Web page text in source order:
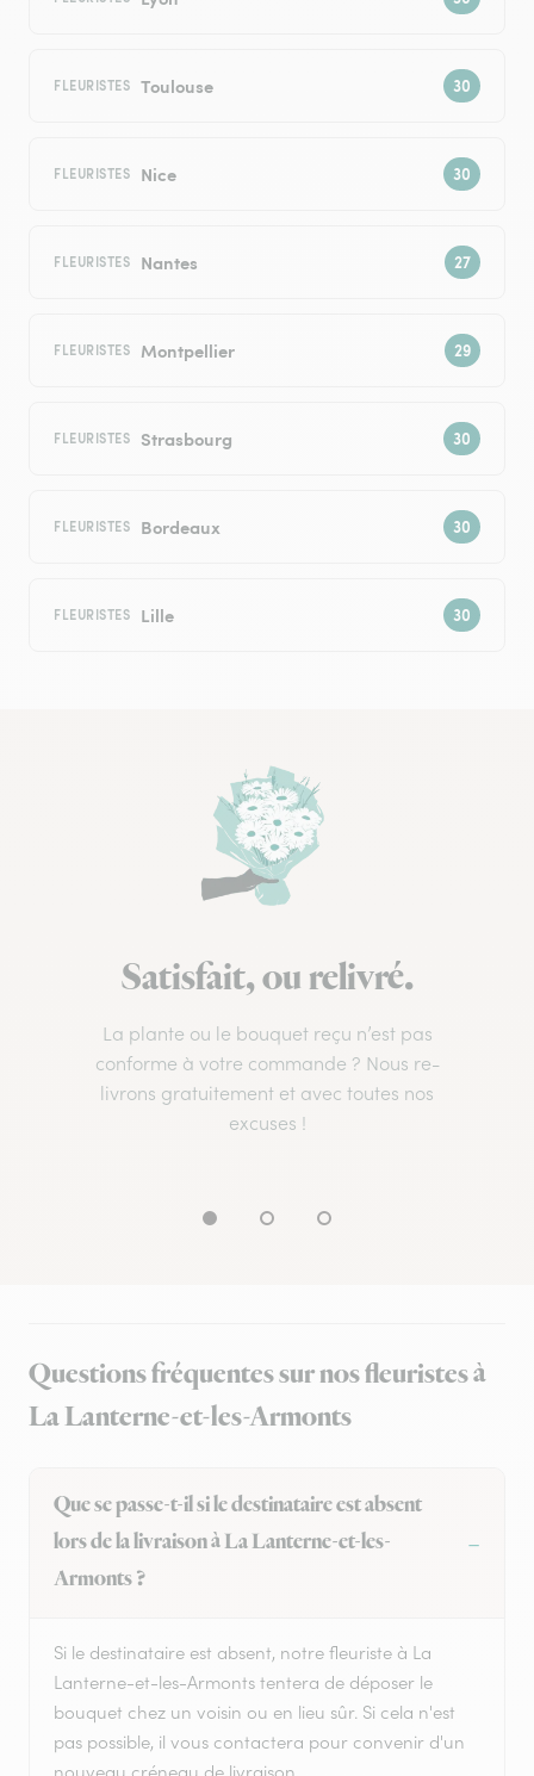
FLEURISTES Toulouse
FLEURISTES Nice
FLEURISTES Nantes
FLEURISTES Montpellier
FLEURISTES Strasbourg
FLEURISTES Bordeaux
FLEURISTES Lille
Satisfait, ou relivré.
La plante ou le bouquet reçu n’est pas
conforme à votre commande ? Nous re-
livrons gratuitement et avec toutes nos
excuses !
Questions fréquentes sur nos fleuristes à
La Lanterne-et-les-Armonts
Que se passe-t-il si le destinataire est absent
lors de la livraison à La Lanterne-et-les-
Armonts ?
Si le destinataire est absent, notre fleuriste à La
Lanterne-et-les-Armonts tentera de déposer le
bouquet chez un voisin ou en lieu sûr. Si cela n'est
pas possible, il vous contactera pour convenir d'un